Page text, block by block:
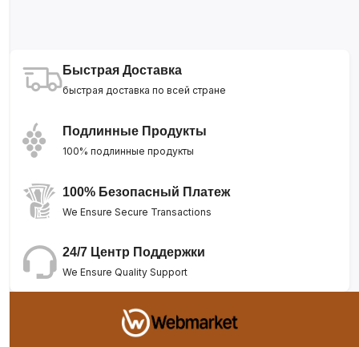
Быстрая Доставка
быстрая доставка по всей стране
Подлинные Продукты
100% подлинные продукты
100% Безопасный Платеж
We Ensure Secure Transactions
24/7 Центр Поддержки
We Ensure Quality Support